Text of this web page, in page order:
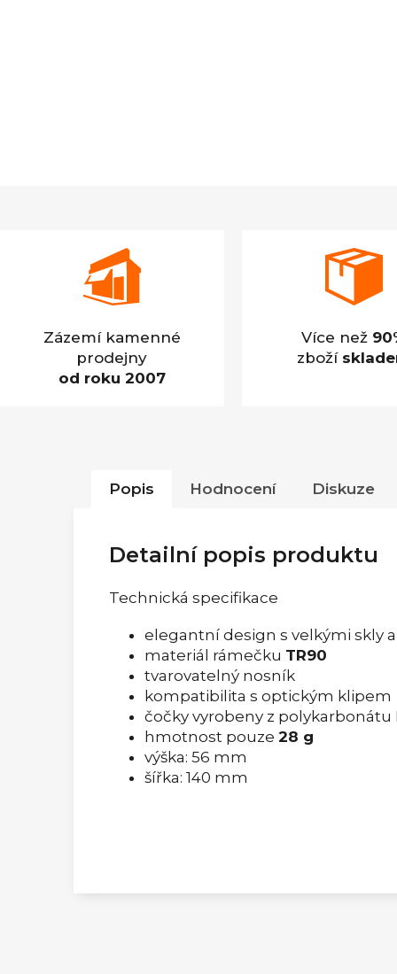
Zázemí kamenné
prodejny
od roku 2007
Více než
zboží
Popis Hodnocení Diskuze
Detailní popis produktu
Technická specifikace
elegantní design s velkými skly
materiál rámečku TR90
tvarovatelný nosník
kompatibilita s optickým klipem
čočky vyrobeny z polykarbonátu
hmotnost pouze 28 g
výška: 56 mm
šířka: 140 mm